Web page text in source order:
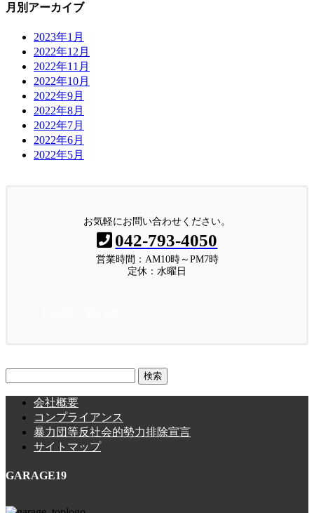
月別アーカイブ
2023年1月
2022年12月
2022年11月
2022年10月
2022年9月
2022年8月
2022年7月
2022年6月
2022年5月
お気軽にお問い合わせください。
042-793-4050
営業時間：AM10時～PM7時
定休：水曜日
会社概要
コンプライアンス
暴力団等反社会的勢力排除宣言
サイトマップ
GARAGE19